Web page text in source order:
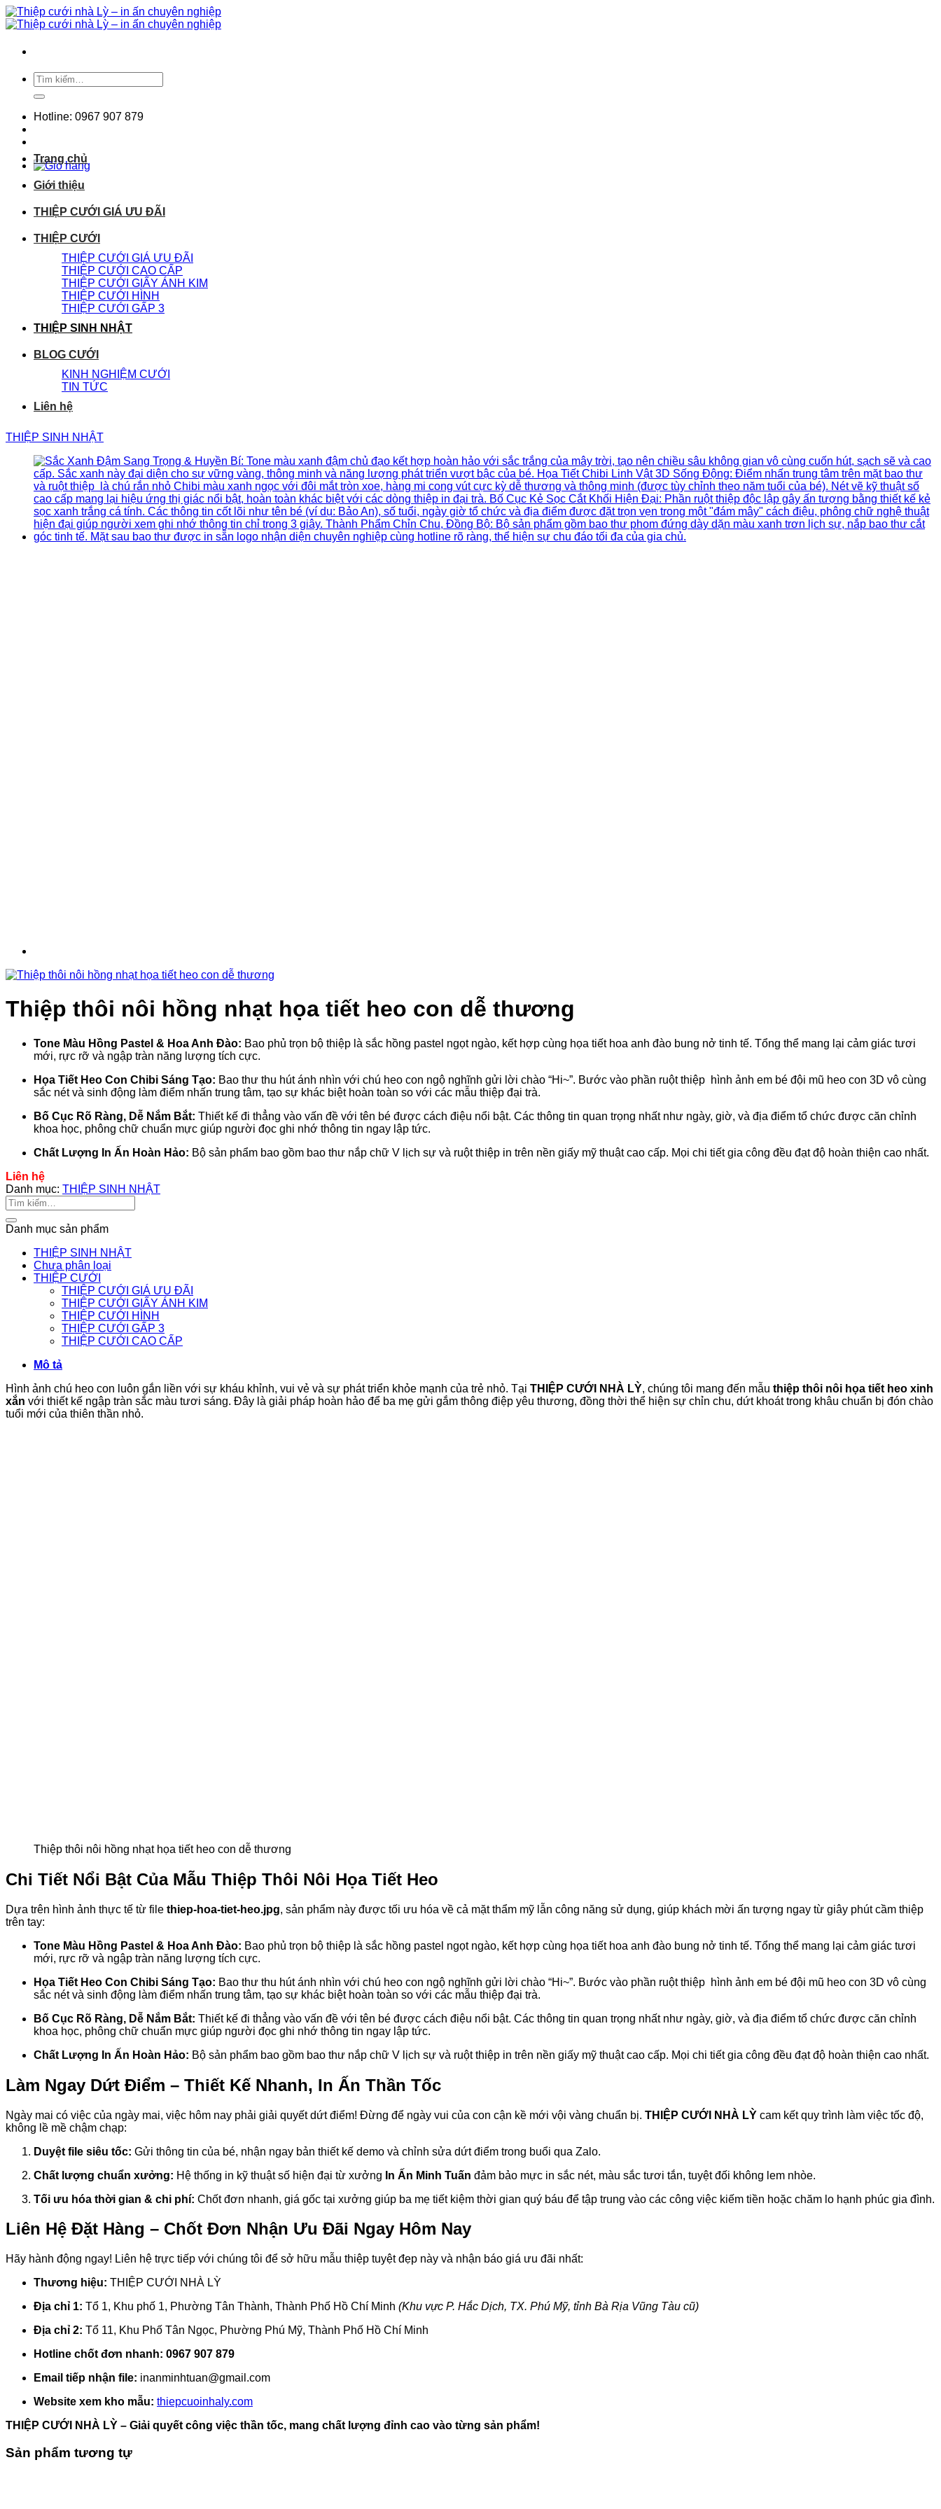
Chuyển
đến
dung
Tìm
kiếm:
Hotline: 0967 907 879
Trang chủ
Giới thiệu
THIỆP CƯỚI GIÁ ƯU ĐÃI
THIỆP CƯỚI
THIỆP CƯỚI GIÁ ƯU ĐÃI
THIỆP CƯỚI CAO CẤP
THIỆP CƯỚI GIẤY ÁNH KIM
THIỆP CƯỚI HÌNH
THIỆP CƯỚI GẤP 3
THIỆP SINH NHẬT
BLOG CƯỚI
KINH NGHIỆM CƯỚI
TIN TỨC
Liên hệ
THIỆP SINH NHẬT
Thiệp thôi nôi hồng nhạt họa tiết heo con dễ thương
Tone Màu Hồng Pastel & Hoa Anh Đào: Bao phủ trọn bộ thiệp là sắc hồng pastel ngọt ngào, kết hợp cùng họa tiết hoa anh đào bung nở tinh tế. Tổng thể mang lại cảm giác tươi
mới, rực rỡ và ngập tràn năng lượng tích cực.
Họa Tiết Heo Con Chibi Sáng Tạo: Bao thư thu hút ánh nhìn với chú heo con ngộ nghĩnh gửi lời chào “Hi~”. Bước vào phần ruột thiệp hình ảnh em bé đội mũ heo con 3D vô cùng
sắc nét và sinh động làm điểm nhấn trung tâm, tạo sự khác biệt hoàn toàn so với các mẫu thiệp đại trà.
Bố Cục Rõ Ràng, Dễ Nắm Bắt: Thiết kế đi thẳng vào vấn đề với tên bé được cách điệu nổi bật. Các thông tin quan trọng nhất như ngày, giờ, và địa điểm tổ chức được căn chỉnh
khoa học, phông chữ chuẩn mực giúp người đọc ghi nhớ thông tin ngay lập tức.
Chất Lượng In Ấn Hoàn Hảo: Bộ sản phẩm bao gồm bao thư nắp chữ V lịch sự và ruột thiệp in trên nền giấy mỹ thuật cao cấp. Mọi chi tiết gia công đều đạt độ hoàn thiện cao nhất.
Liên hệ
Danh mục: THIỆP SINH NHẬT
Tìm
kiếm:
Danh mục sản phẩm
THIỆP SINH NHẬT
Chưa phân loại
THIỆP CƯỚI
THIỆP CƯỚI GIÁ ƯU ĐÃI
THIỆP CƯỚI GIẤY ÁNH KIM
THIỆP CƯỚI HÌNH
THIỆP CƯỚI GẤP 3
THIỆP CƯỚI CAO CẤP
Mô tả
Hình ảnh chú heo con luôn gắn liền với sự kháu khỉnh, vui vẻ và sự phát triển khỏe mạnh của trẻ nhỏ. Tại THIỆP CƯỚI NHÀ LỲ, chúng tôi mang đến mẫu thiệp thôi nôi họa tiết heo xinh
xắn với thiết kế ngập tràn sắc màu tươi sáng. Đây là giải pháp hoàn hảo để ba mẹ gửi gắm thông điệp yêu thương, đồng thời thể hiện sự chỉn chu, dứt khoát trong khâu chuẩn bị đón chào
tuổi mới của thiên thần nhỏ.
Thiệp thôi nôi hồng nhạt họa tiết heo con dễ thương
Chi Tiết Nổi Bật Của Mẫu Thiệp Thôi Nôi Họa Tiết Heo
Dựa trên hình ảnh thực tế từ file thiep-hoa-tiet-heo.jpg, sản phẩm này được tối ưu hóa về cả mặt thẩm mỹ lẫn công năng sử dụng, giúp khách mời ấn tượng ngay từ giây phút cầm thiệp
trên tay:
Tone Màu Hồng Pastel & Hoa Anh Đào: Bao phủ trọn bộ thiệp là sắc hồng pastel ngọt ngào, kết hợp cùng họa tiết hoa anh đào bung nở tinh tế. Tổng thể mang lại cảm giác tươi
mới, rực rỡ và ngập tràn năng lượng tích cực.
Họa Tiết Heo Con Chibi Sáng Tạo: Bao thư thu hút ánh nhìn với chú heo con ngộ nghĩnh gửi lời chào “Hi~”. Bước vào phần ruột thiệp hình ảnh em bé đội mũ heo con 3D vô cùng
sắc nét và sinh động làm điểm nhấn trung tâm, tạo sự khác biệt hoàn toàn so với các mẫu thiệp đại trà.
Bố Cục Rõ Ràng, Dễ Nắm Bắt: Thiết kế đi thẳng vào vấn đề với tên bé được cách điệu nổi bật. Các thông tin quan trọng nhất như ngày, giờ, và địa điểm tổ chức được căn chỉnh
khoa học, phông chữ chuẩn mực giúp người đọc ghi nhớ thông tin ngay lập tức.
Chất Lượng In Ấn Hoàn Hảo: Bộ sản phẩm bao gồm bao thư nắp chữ V lịch sự và ruột thiệp in trên nền giấy mỹ thuật cao cấp. Mọi chi tiết gia công đều đạt độ hoàn thiện cao nhất.
Làm Ngay Dứt Điểm – Thiết Kế Nhanh, In Ấn Thần Tốc
Ngày mai có việc của ngày mai, việc hôm nay phải giải quyết dứt điểm! Đừng để ngày vui của con cận kề mới vội vàng chuẩn bị. THIỆP CƯỚI NHÀ LỲ cam kết quy trình làm việc tốc độ,
không lề mề chậm chạp:
Duyệt file siêu tốc: Gửi thông tin của bé, nhận ngay bản thiết kế demo và chỉnh sửa dứt điểm trong buổi qua Zalo.
Chất lượng chuẩn xưởng: Hệ thống in kỹ thuật số hiện đại từ xưởng In Ấn Minh Tuấn đảm bảo mực in sắc nét, màu sắc tươi tắn, tuyệt đối không lem nhòe.
Tối ưu hóa thời gian & chi phí: Chốt đơn nhanh, giá gốc tại xưởng giúp ba mẹ tiết kiệm thời gian quý báu để tập trung vào các công việc kiếm tiền hoặc chăm lo hạnh phúc gia đình.
Liên Hệ Đặt Hàng – Chốt Đơn Nhận Ưu Đãi Ngay Hôm Nay
Hãy hành động ngay! Liên hệ trực tiếp với chúng tôi để sở hữu mẫu thiệp tuyệt đẹp này và nhận báo giá ưu đãi nhất:
Thương hiệu: THIỆP CƯỚI NHÀ LỲ
Địa chỉ 1: Tổ 1, Khu phố 1, Phường Tân Thành, Thành Phố Hồ Chí Minh (Khu vực P. Hắc Dịch, TX. Phú Mỹ, tỉnh Bà Rịa Vũng Tàu cũ)
Địa chỉ 2: Tổ 11, Khu Phố Tân Ngọc, Phường Phú Mỹ, Thành Phố Hồ Chí Minh
Hotline chốt đơn nhanh: 0967 907 879
Email tiếp nhận file: inanminhtuan@gmail.com
Website xem kho mẫu: thiepcuoinhaly.com
THIỆP CƯỚI NHÀ LỲ – Giải quyết công việc thần tốc, mang chất lượng đỉnh cao vào từng sản phẩm!
Sản phẩm tương tự